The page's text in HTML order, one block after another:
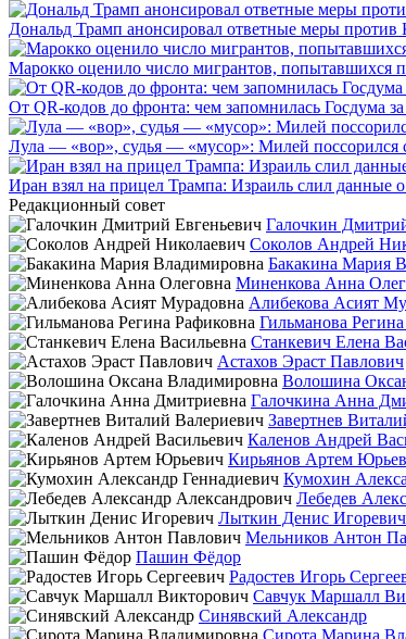
Дональд Трамп анонсировал ответные меры против
Марокко оценило число мигрантов, попытавшихся
От QR-кодов до фронта: чем запомнилась Госдума за
Лула — «вор», судья — «мусор»: Милей поссорился
Иран взял на прицел Трампа: Израиль слил данные
Редакционный совет
Галочкин
Соколов Андрей
Бакакина Мария
Миненкова Анна
Алибекова Асият
Гильманова
Станкевич Елена
Астахов Эраст Павлович
Волошина
Галочкина Анна
Завертнев
Каленов Андрей
Кирьянов Артем
Кумохин
Лебедев
Лыткин Денис Игоревич
Мельников Антон
Пашин Фёдор
Радостев Игорь
Савчук Маршалл
Синявский Александр
Сирота Марина